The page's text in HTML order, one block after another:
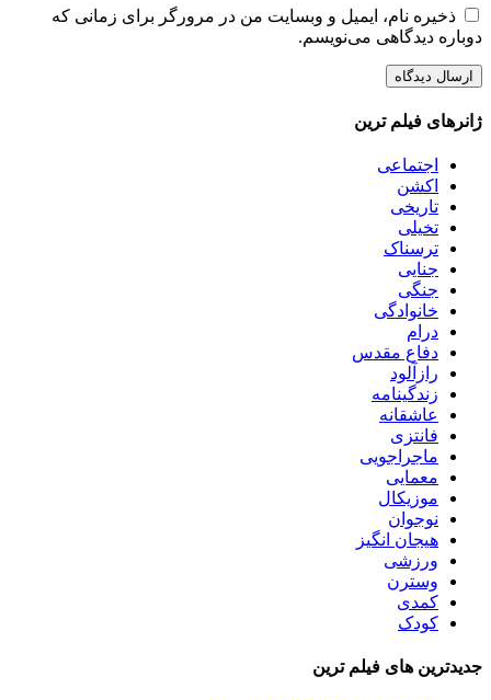
ذخیره نام، ایمیل و وبسایت من در مرورگر برای زمانی که
دوباره دیدگاهی می‌نویسم.
ژانرهای فیلم ترین
اجتماعی
اکشن
تاریخی
تخیلی
ترسناک
جنایی
جنگی
خانوادگی
درام
دفاع مقدس
رازآلود
زندگینامه
عاشقانه
فانتزی
ماجراجویی
معمایی
موزیکال
نوجوان
هیجان انگیز
ورزشی
وسترن
کمدی
کودک
جدیدترین های فیلم ترین